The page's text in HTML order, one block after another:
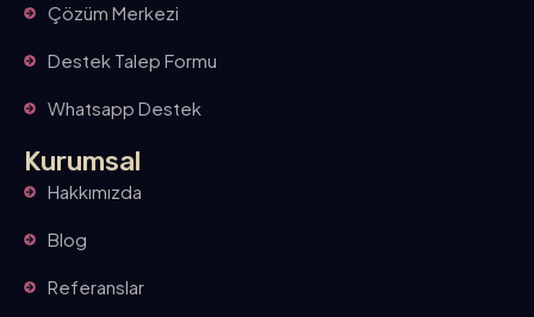
Çözüm Merkezi
Destek Talep Formu
Whatsapp Destek
Kurumsal
Hakkımızda
Blog
Referanslar